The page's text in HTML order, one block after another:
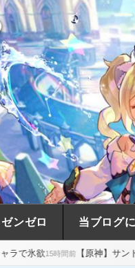
ゼンゼロ 当ブログ
神】サンド八重七七オデット